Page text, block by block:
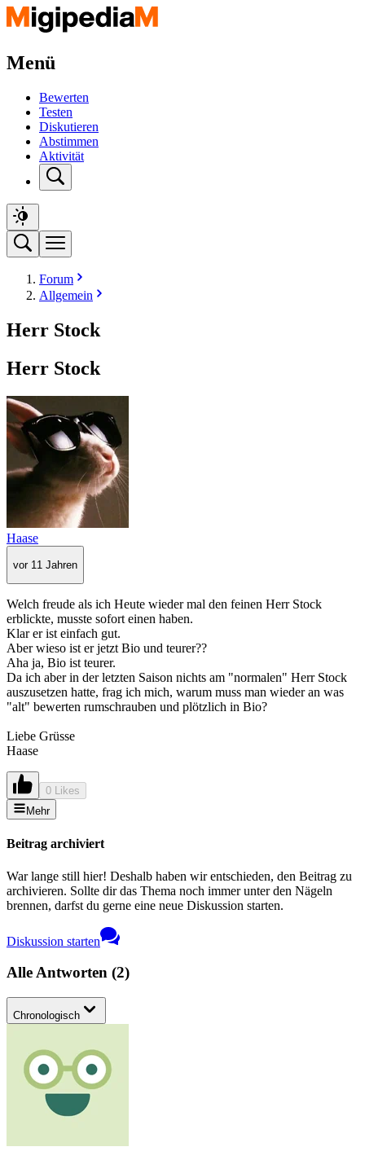
Menü
Bewerten
Testen
Diskutieren
Abstimmen
Aktivität
Forum
Allgemein
Herr Stock
Herr Stock
Haase
vor 11 Jahren
Welch freude als ich Heute wieder mal den feinen Herr Stock
erblickte, musste sofort einen haben.
Klar er ist einfach gut.
Aber wieso ist er jetzt Bio und teurer??
Aha ja, Bio ist teurer.
Da ich aber in der letzten Saison nichts am "normalen" Herr Stock
auszusetzen hatte, frag ich mich, warum muss man wieder an was
"alt" bewerten rumschrauben und plötzlich in Bio?
Liebe Grüsse
Haase
0 Likes
Mehr
Beitrag archiviert
War lange still hier! Deshalb haben wir entschieden, den Beitrag zu
archivieren. Sollte dir das Thema noch immer unter den Nägeln
brennen, darfst du gerne eine neue Diskussion starten.
Diskussion starten
Alle Antworten (2)
Chronologisch